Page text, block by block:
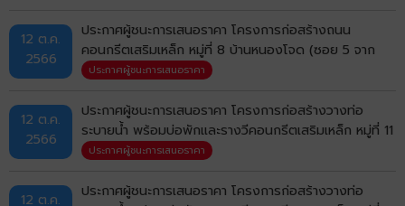
12 ต.ค.
2566
ประกาศผู้ชนะการเสนอราคา โครงการก่อสร้างถนน
คอนกรีตเสริมเหล็ก หมู่ที่ 8 บ้านหนองโจด (ซอย 5 จาก
บ้านนายประจวบ ถึงบ้านนางเหลือง สามแยกบ้านช่างอ๊อด
ขอนแก่น จังหวัดขอนแก่น ด้วยวิธีประกวดราคา
อิเล็กทรอนิกส์ (e-bidding)
ประกาศผู้ชนะการเสนอราคา
12 ต.ค.
2566
ประกาศผู้ชนะการเสนอราคา โครงการก่อสร้างวางท่อ
ระบายน้ำ พร้อมบ่อพักและรางวีคอนกรีตเสริมเหล็ก หมู่ที่ 11
บ้านสันติสุข (ซอย 1) ตำบลบ้านเป็ด อำเภอเมืองขอนแก่น
bidding)
ประกาศผู้ชนะการเสนอราคา
12 ต.ค.
ประกาศผู้ชนะการเสนอราคา โครงการก่อสร้างวางท่อ